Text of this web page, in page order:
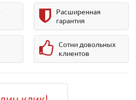
Расширенная
гарантия
Сотни довольных
клиентов